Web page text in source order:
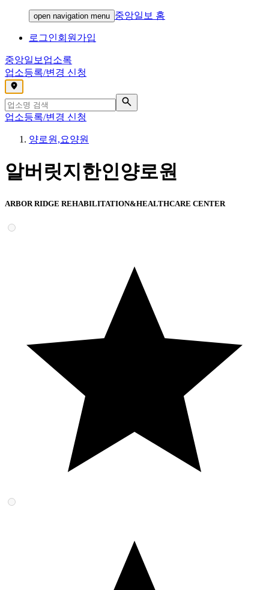
open navigation menu 중앙일보 홈
로그인회원가입
중앙일보 업소록
업소등록/변경 신청
,
업소등록/변경 신청
양로원,요양원
알버릿지한인양로원
ARBOR RIDGE REHABILITATION&HEALTHCARE CENTER